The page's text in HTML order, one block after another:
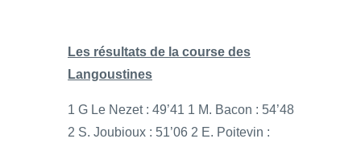
Les résultats de la course des
Langoustines
1 G Le Nezet : 49’41 1 M. Bacon : 54’48
2 S. Joubioux : 51’06 2 E. Poitevin :